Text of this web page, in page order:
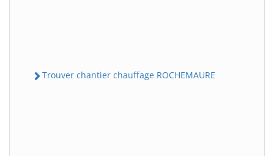
Trouver chantier chauffage ROCHEMAURE